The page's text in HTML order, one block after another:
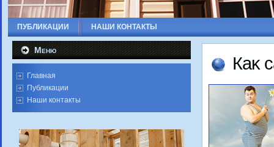
ПУБЛИКАЦИИ НАШИ КОНТАКТЫ
Меню
Главная
Публикации
Наши контакты
Каκ